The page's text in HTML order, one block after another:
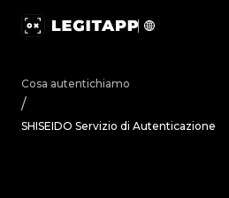
Cosa autentichiamo
/
SHISEIDO Servizio di Autenticazione